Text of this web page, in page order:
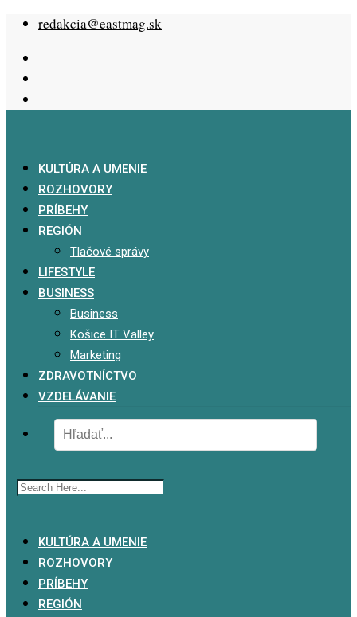
Skip
content
redakcia@eastmag.sk
KULTÚRA A UMENIE
ROZHOVORY
PRÍBEHY
REGIÓN
Tlačové správy
LIFESTYLE
BUSINESS
Business
Košice IT Valley
Marketing
ZDRAVOTNÍCTVO
VZDELÁVANIE
KULTÚRA A UMENIE
ROZHOVORY
PRÍBEHY
REGIÓN